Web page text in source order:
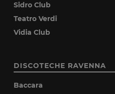
Sidro Club
Teatro Verdi
Vidia Club
DISCOTECHE RAVENNA
Baccara